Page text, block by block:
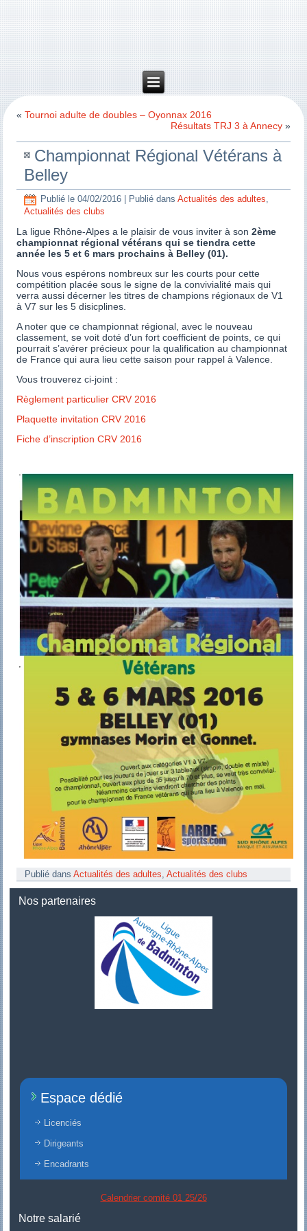
«Tournoi adulte de doubles – Oyonnax 2016
Résultats TRJ 3 à Annecy»
Championnat Régional Vétérans à
Belley
Publié le 04/02/2016 Publié dans Actualités des adultes,
Actualités des clubs
La ligue Rhône-Alpes a le plaisir de vous inviter à son 2ème
championnat régional vétérans qui se tiendracette
année les 5 et 6 mars prochains à Belley (01).
Nous vous espérons nombreux sur les courts pour cette
compétition placée sous le signe de la convivialité mais qui
verra aussi décerner les titres de champions régionaux de V1
à V7 sur les 5 disicplines.
A noter que ce championnat régional, avec le nouveau
classement, se voit doté d’un fort coefficient de points, ce qui
pourrait s’avérer précieux pour la qualification au championnat
de France qui aura lieu cette saison pour rappel à Valence.
Vous trouverez ci-joint :
Règlement particulier CRV 2016
Plaquette invitation CRV 2016
Fiche d’inscription CRV 2016
Publié dans Actualités des adultes ,Actualités des clubs
Nos partenaires
Espace dédié
Licenciés
Dirigeants
Encadrants
Calendrier comité 01 25/26
Notre salarié